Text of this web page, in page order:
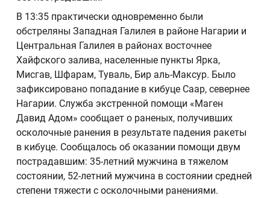
В 13:35 практически одновременно были
обстреляны Западная Галилея в районе Нагарии и
Центральная Галилея в районах восточнее
Хайфского залива, населенные пункты Ярка,
Мисгав, Шфарам, Туваль, Бир аль-Максур. Было
зафиксировано попадание в кибуце Саар, севернее
Нагарии. Служба экстренной помощи «Маген
Давид Адом» сообщает о раненых, получивших
осколочные ранения в результате падения ракеты
в кибуце. Сообщалось об оказании помощи двум
пострадавшим: 35-летний мужчина в тяжелом
состоянии, 52-летний мужчина в состоянии средней
степени тяжести с осколочными ранениями.